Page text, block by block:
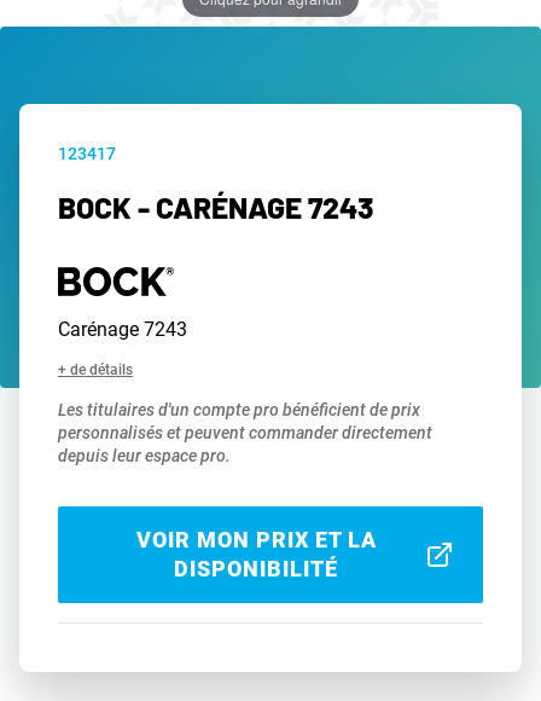
123417
BOCK - CARÉNAGE 7243
Carénage 7243
+ de détails
Les titulaires d'un compte pro bénéficient de prix
personnalisés et peuvent commander directement
depuis leur espace pro.
VOIR MON PRIX ET LA
DISPONIBILITÉ